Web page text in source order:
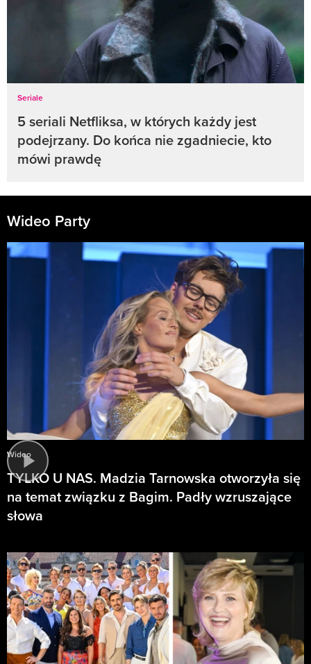
Seriale
5 seriali Netfliksa, w których każdy jest
podejrzany. Do końca nie zgadniecie, kto
mówi prawdę
Wideo Party
Wideo
TYLKO U NAS. Madzia Tarnowska otworzyła się
na temat związku z Bagim. Padły wzruszające
słowa